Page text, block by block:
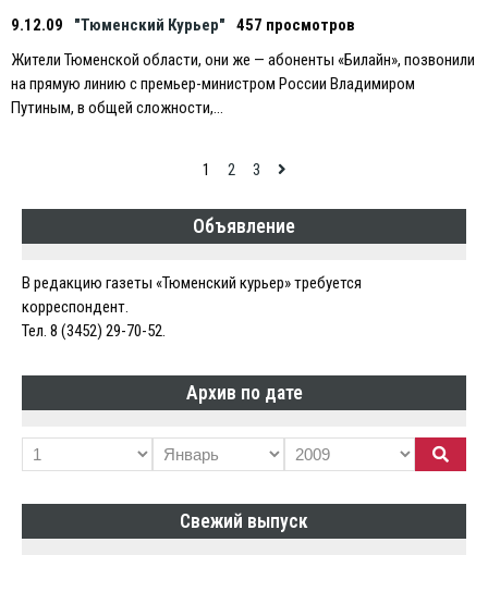
9.12.09 "Тюменский Курьер"
457 просмотров
Жители Тюменской области, они же — абоненты «Билайн», позвонили
на прямую линию с премьер-министром России Владимиром
Путиным, в общей сложности,…
по
записям
1 2 3
Объявление
В редакцию газеты «Тюменский курьер» требуется
корреспондент.
Тел. 8 (3452) 29-70-52.
Архив по дате
Свежий выпуск